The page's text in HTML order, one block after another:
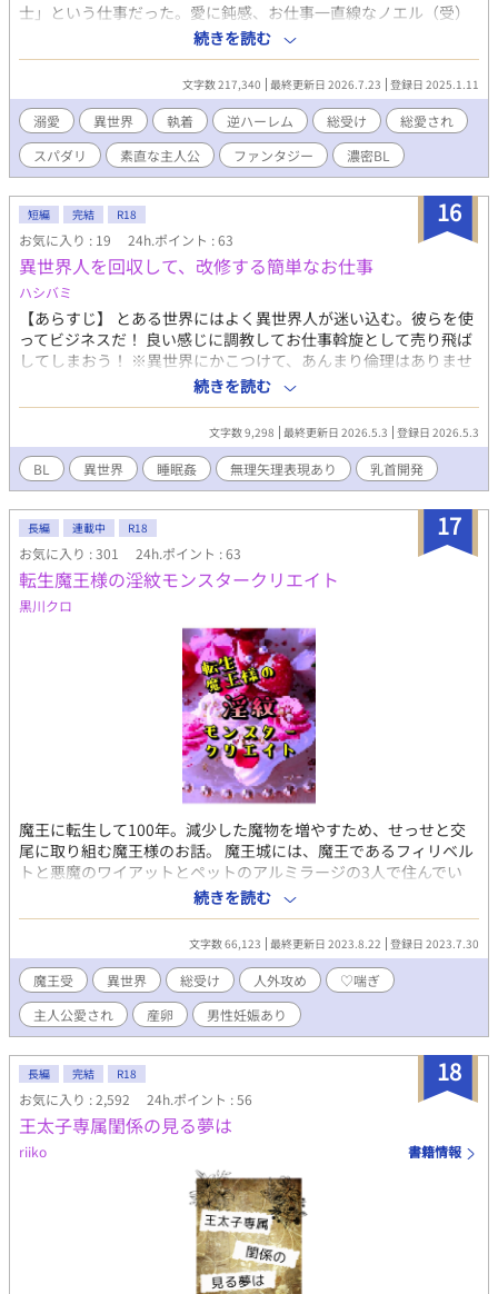
士」という仕事だった。愛に鈍感、お仕事一直線なノエル（受）
に、目を離せないと構い溺愛するスパダリ達（攻）。総受け・総
愛され・逆ハーのBLファンタジー☆☆☆ 以下あらすじ↓ 「ママ
はね、本当はこの世界の人間じゃないの。異世界から来たの。そ
こは魔術なんてものはなくて、ニホンという国で暮らしていたん
だよ…」 小さい頃、死んだ母から繰り返し聞いた異世界転移のお
話…ノエル・リンデジャックの母、楠木カレンは、20歳の時に、
突然この国に迷い込んだ転移者で、聖女だった。異世界から偶然
転移した者は、特別な力を有する聖女や聖人として保護され重用
される。しかし、カレンは聖女として保護され管理される生活を
厭い、魔物討伐中に起こった事故で自身を死んだと見せかけ、王
家から逃れ人知れず男の子（ノエル）を出産した。聖女の息子で
あることは秘匿とし、母の死の謎を解くためノエルが選んだ職業
は『男娼』と蔑まれることもある魔物討伐部隊の『治療士』だっ
た。長年離島で暮らし、世間知らずな新人治療士ノエルをほっと
けないとばかりに、構い、溺愛する魔術騎士や魔術士たち…鈍感
受け。受けを溺愛するスパダリ。 ※総受け※総愛され※逆ハーレ
ム※溺愛※執着※複数プレイあり※職業としての性行為もありま
す※魔物討伐や陰謀により一部暴力的な描写もあります※前述し
たキーワードに地雷がある方はご注意ください
続きを読む
文字数 217,340 最終更新日 2026.7.23 登録日 2025.1.11
溺愛 異世界 執着 逆ハーレム 総受け
総愛され
スパダリ
素直な主人公 ファンタジー 濃密BL
16
短編 完結 R18
お気に入り : 19 24h.ポイント : 63
異世界人を回収して、改修する簡単なお仕事
ハシバミ
【あらすじ】 とある世界にはよく異世界人が迷い込む。彼らを使
ってビジネスだ！ 良い感じに調教してお仕事斡旋として売り飛ば
してしまおう！ ※異世界にかこつけて、あんまり倫理はありませ
ん。 ・睡眠姦 ・三人称神の視点に挑戦したものです ・♡、濁点
要素有 ・設定はゆるゆるです
続きを読む
文字数 9,298 最終更新日 2026.5.3 登録日 2026.5.3
BL 異世界 睡眠姦 無理矢理表現あり 乳首開発
17
長編 連載中 R18
お気に入り : 301 24h.ポイント : 63
転生魔王様の淫紋モンスタークリエイト
黒川クロ
魔王に転生して100年。減少した魔物を増やすため、せっせと交
尾に取り組む魔王様のお話。 魔王城には、魔王であるフィリベル
トと悪魔のワイアットとペットのアルミラージの3人で住んでい
て、魔界を統治するためお仕事をしっかりとこなす日々。そのお
仕事の一環として、魔王様にはモンスタークリエイトという繁殖
のお仕事が課せられている。これは特殊な身体をしている魔王様
にしかできないお仕事！ 気持ちいいこと大好きなポジティブ魔王
様のエッチな日常。 ※魔王様総受け ※異種姦、♡喘ぎ、アホエ
ロ、男性妊娠、産卵、腹ボテ等を含みます。苦手な方は回避をお
願いします。 ※R18の話には★が付きます。 ※異世界転生設定は
後々に活きてくるので最初は気にせずどうぞ。
続きを読む
文字数 66,123 最終更新日 2023.8.22 登録日 2023.7.30
魔王受 異世界 総受け 人外攻め
♡喘ぎ
主人公愛され
産卵 男性妊娠あり
18
長編 完結 R18
お気に入り : 2,592 24h.ポイント : 56
王太子専属閨係の見る夢は
riiko 書籍情報